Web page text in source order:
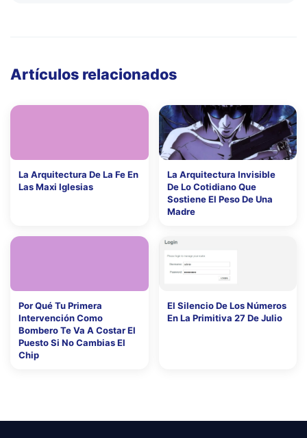
Artículos relacionados
La Arquitectura De La Fe En
Las Maxi Iglesias
La Arquitectura Invisible
De Lo Cotidiano Que
Sostiene El Peso De Una
Madre
Por Qué Tu Primera
Intervención Como
Bombero Te Va A Costar El
Puesto Si No Cambias El
Chip
El Silencio De Los Números
En La Primitiva 27 De Julio